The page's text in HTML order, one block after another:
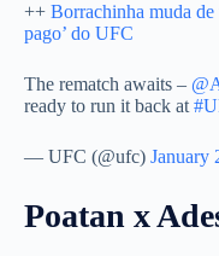
++ Borrachinha muda de
pago’ do UFC
The rematch awaits –
ready to run it back at
— UFC (@ufc) January
Poatan x